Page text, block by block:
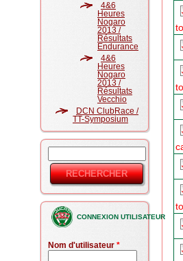
4&6
Heures
Nogaro
2013 /
Résultats
Endurance
4&6
Heures
Nogaro
2013 /
Résultats
Vecchio
DCN ClubRace /
TT-Symposium
Formulaire
de
recherche
CONNEXION UTILISATEUR
Nom d'utilisateur *